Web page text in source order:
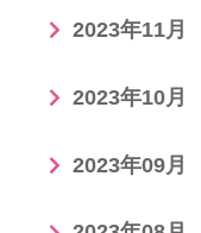
2023年11月
2023年10月
2023年09月